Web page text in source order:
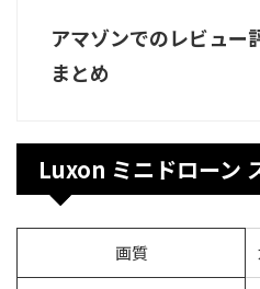
アマゾンでのレビュー
まとめ
Luxon ミニドローン
画質